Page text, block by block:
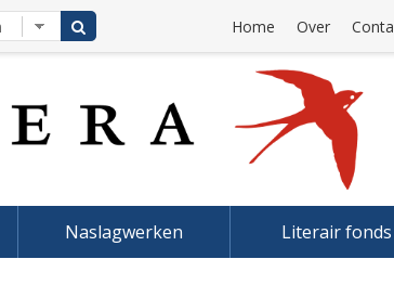
Home Over
Naslagwerken Literair fonds